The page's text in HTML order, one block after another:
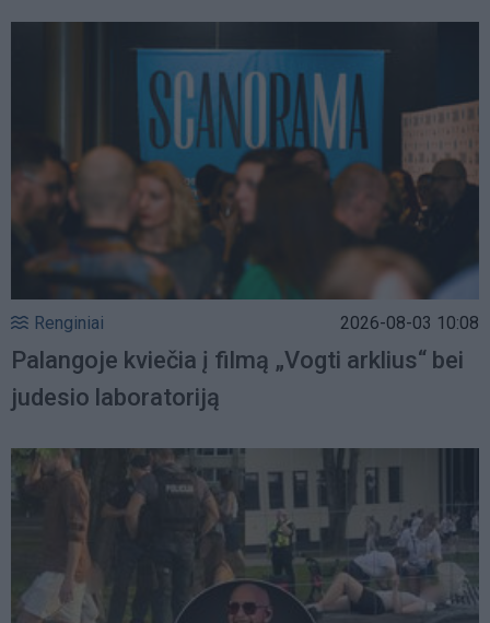
Renginiai 2026-08-03 10:08
Palangoje kviečia į filmą „Vogti arklius“ bei
judesio laboratoriją